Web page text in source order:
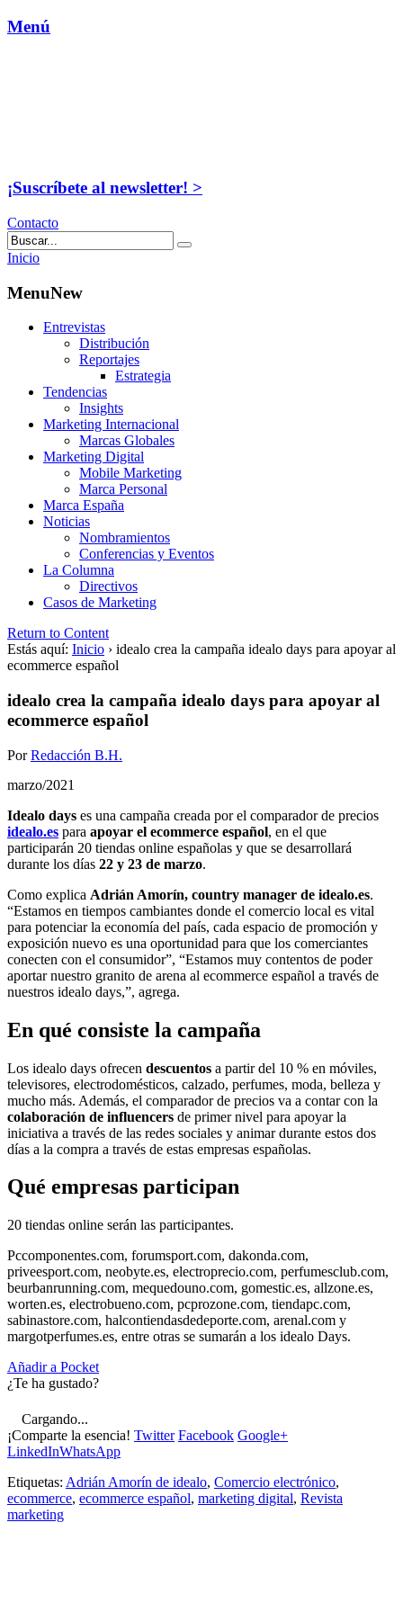
Menú
¡Suscríbete al newsletter! >
Contacto
Inicio
MenuNew
Entrevistas
Distribución
Reportajes
Estrategia
Tendencias
Insights
Marketing Internacional
Marcas Globales
Marketing Digital
Mobile Marketing
Marca Personal
Marca España
Noticias
Nombramientos
Conferencias y Eventos
La Columna
Directivos
Casos de Marketing
Return to Content
Estás aquí: Inicio › idealo crea la campaña idealo days para apoyar al
ecommerce español
idealo crea la campaña idealo days para apoyar al
ecommerce español
PorRedacción B.H.
marzo/2021
Idealo days es una campaña creada por el comparador de precios
idealo.es para apoyar el ecommerce español, en el que
participarán 20 tiendas online españolas y que se desarrollará
durante los días 22 y 23 de marzo.
Como explica Adrián Amorín, country manager de idealo.es.
“Estamos en tiempos cambiantes donde el comercio local es vital
para potenciar la economía del país, cada espacio de promoción y
exposición nuevo es una oportunidad para que los comerciantes
conecten con el consumidor”, “Estamos muy contentos de poder
aportar nuestro granito de arena al ecommerce español a través de
nuestros idealo days,”, agrega.
En qué consiste la campaña
Los idealo days ofrecen descuentos a partir del 10 % en móviles,
televisores, electrodomésticos, calzado, perfumes, moda, belleza y
mucho más. Además, el comparador de precios va a contar con la
colaboración de influencers de primer nivel para apoyar la
iniciativa a través de las redes sociales y animar durante estos dos
días a la compra a través de estas empresas españolas.
Qué empresas participan
20 tiendas online serán las participantes.
Pccomponentes.com, forumsport.com, dakonda.com,
priveesport.com, neobyte.es, electroprecio.com, perfumesclub.com,
beurbanrunning.com, mequedouno.com, gomestic.es, allzone.es,
worten.es, electrobueno.com, pcprozone.com, tiendapc.com,
sabinastore.com, halcontiendasdedeporte.com, arenal.com y
margotperfumes.es, entre otras se sumarán a los idealo Days.
Añadir a Pocket
¿Te ha gustado?
Cargando...
¡Comparte la esencia! Twitter Facebook Google+
LinkedInWhatsApp
Etiquetas: Adrián Amorín de idealo, Comercio electrónico,
ecommerce, ecommerce español, marketing digital, Revista
marketing